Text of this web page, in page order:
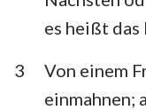
Daniel
Obadja
es heißt das
3
Von einem
einmahnen;